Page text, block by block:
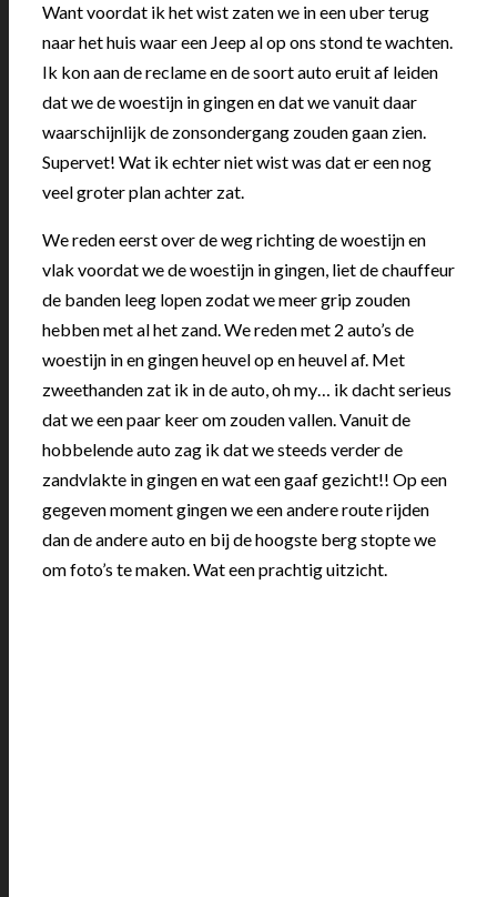
Want voordat ik het wist zaten we in een uber terug
naar het huis waar een Jeep al op ons stond te wachten.
Ik kon aan de reclame en de soort auto eruit af leiden
dat we de woestijn in gingen en dat we vanuit daar
waarschijnlijk de zonsondergang zouden gaan zien.
Supervet! Wat ik echter niet wist was dat er een nog
veel groter plan achter zat.
We reden eerst over de weg richting de woestijn en
vlak voordat we de woestijn in gingen, liet de chauffeur
de banden leeg lopen zodat we meer grip zouden
hebben met al het zand. We reden met 2 auto’s de
woestijn in en gingen heuvel op en heuvel af. Met
zweethanden zat ik in de auto, oh my… ik dacht serieus
dat we een paar keer om zouden vallen. Vanuit de
hobbelende auto zag ik dat we steeds verder de
zandvlakte in gingen en wat een gaaf gezicht!! Op een
gegeven moment gingen we een andere route rijden
dan de andere auto en bij de hoogste berg stopte we
om foto’s te maken. Wat een prachtig uitzicht.